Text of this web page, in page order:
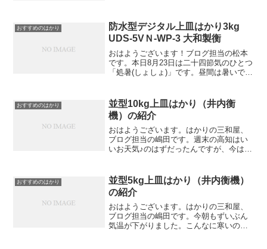
当店のウェブサ...
おすすめのはかり
防水型デジタル上皿はかり3kg
UDS-5VＮ-WP-3 大和製衡
おはようございます！ブログ担当の松本
です。本日8月23日は二十四節気のひとつ
「処暑(しょしょ)」です。昼間は暑いです
えて後退し始めるころとされています。
「処」という字は...
おすすめのはかり
並型10kg上皿はかり（井内衡
機）の紹介
おはようございます。はかりの三和屋、
ブログ担当の嶋田です。週末の高知はい
いお天気♪のはずだったんですが、今はど
きます♪いい香りです（●＾o＾●）今日は
上皿はかりの並型1...
おすすめのはかり
並型5kg上皿はかり（井内衡機）
の紹介
おはようございます。はかりの三和屋、
ブログ担当の嶋田です。今朝もずいぶん
気温が下がりました。こんなに寒いの